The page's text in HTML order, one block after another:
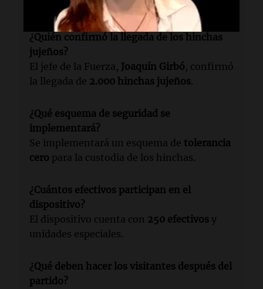
Lectura rápida
¿Quién confirmó la llegada de los hinchas
jujeños?
El jefe de la Fuerza, Joaquín Girbó, confirmó
la llegada de 2.000 hinchas jujeños.
¿Qué esquema de seguridad se
implementará?
Se implementará un esquema de tolerancia
cero para la custodia de los hinchas.
¿Cuántos efectivos participan en el
dispositivo?
El dispositivo cuenta con 250 efectivos y
unidades especiales.
¿Qué deben hacer los visitantes después del
partido?